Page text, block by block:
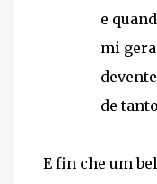
e
mi
de
E fin che um